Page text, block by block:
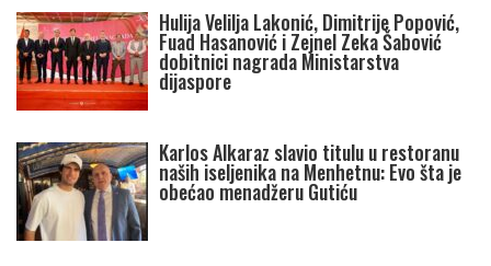
Hulija Velilja Lakonić, Dimitrije Popović,
Fuad Hasanović i Zejnel Zeka Šabović
dobitnici nagrada Ministarstva
dijaspore
Karlos Alkaraz slavio titulu u restoranu
naših iseljenika na Menhetnu: Evo šta je
obećao menadžeru Gutiću